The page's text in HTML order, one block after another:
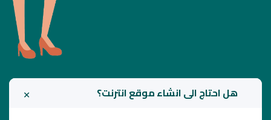
هل احتاج الى انشاء موقع انترنت؟